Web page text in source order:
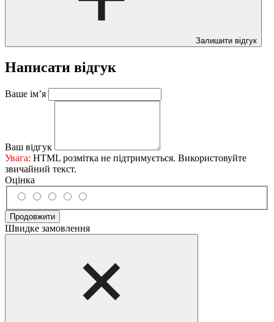
Залишити відгук
Написати відгук
Ваше ім’я
Ваш відгук
Увага: HTML розмітка не підтримується. Використовуйте
звичайний текст.
Оцінка
Продовжити
Швидке замовлення